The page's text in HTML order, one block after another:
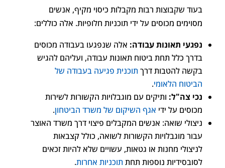
בעוד שקבוצות רבות מקבלות כיסוי מקיף, אנשים
מסוימים מכוסים על ידי תוכניות חלופיות. אלה כוללים:
נפגעי תאונות עבודה: אלה שנפגעו בעבודה מכוסים
בדרך כלל תחת ביטוח תאונות עבודה, ועליהם להגיש
בקשה להטבות דרך תוכנית פגיעה בעבודה של
הביטוח הלאומי.
נכי צה"ל: ותיקים עם מוגבלויות הקשורות לשירות
מכוסים על ידי אגף השיקום של משרד הביטחון.
ניצולי שואה: אנשים המקבלים פיצוי דרך משרד האוצר
עבור מוגבלויות הקשורות לשואה, כולל קצבאות
לניצולי מחנות או גטאות, עשויים שלא להיות זכאים
לסובסידיות נוספות תחת תוכניות אחרות.